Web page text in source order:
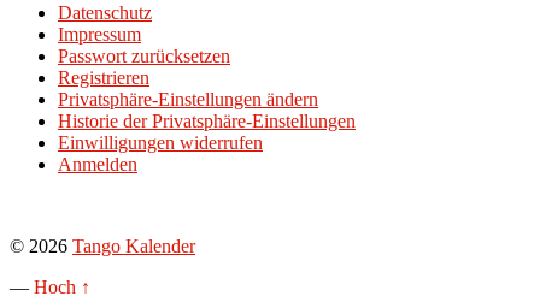
Datenschutz
Impressum
Passwort zurücksetzen
Registrieren
Privatsphäre-Einstellungen ändern
Historie der Privatsphäre-Einstellungen
Einwilligungen widerrufen
Anmelden
© 2026 Tango Kalender
— Hoch ↑